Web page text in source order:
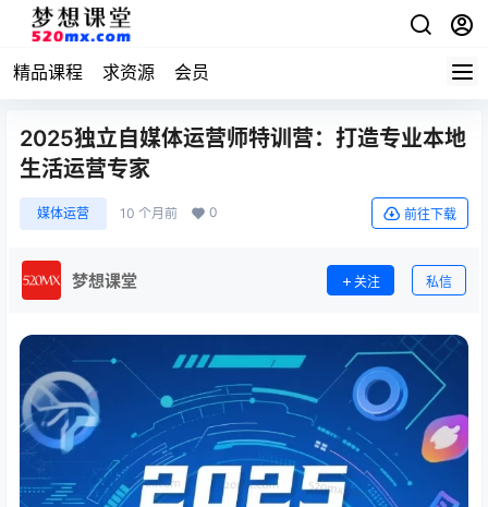
精品课程 求资源 会员
2025独立自媒体运营师特训营：打造专业本地
生活运营专家
媒体运营 10 个月前 0 前往下载
梦想课堂 关注 私信